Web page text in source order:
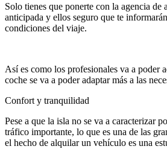
Solo tienes que ponerte con la agencia de
anticipada y ellos seguro que te
condiciones del viaje.
Así es como los profesionales va a poder
coche se va a poder adaptar más a las
Confort y tranquilidad
Pese a que la isla no se va a caracterizar
tráfico importante, lo que es una de las
el hecho de alquilar un vehículo es una